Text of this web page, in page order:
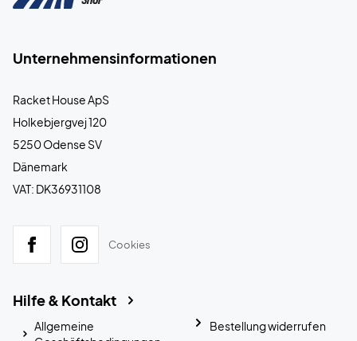
Unternehmensinformationen
Racket House ApS
Holkebjergvej 120
5250 Odense SV
Dänemark
VAT: DK36931108
Cookies
Hilfe & Kontakt
Allgemeine
Bestellung widerrufen